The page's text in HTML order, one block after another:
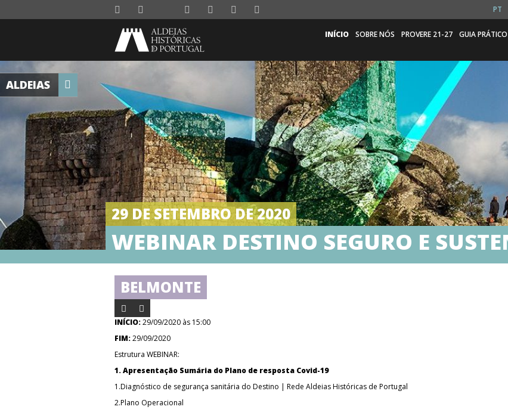
PT
INÍCIO SOBRE NÓS PROVERE 21-27 GUIA PRÁTICO
ALDEIAS
29 DE SETEMBRO DE 2020
WEBINAR DESTINO SEGURO E
BELMONTE
INÍCIO:29/09/2020 às 15:00
FIM:29/09/2020
Estrutura WEBINAR:
1. Apresentação Sumária do Plano de resposta Covid-19
1.Diagnóstico de segurança sanitária do Destino | Rede Aldeias Históricas de Portugal
2.Plano Operacional